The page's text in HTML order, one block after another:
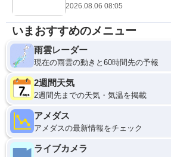
2026.08.06 08:05
いまおすすめのメニュー
雨雲レーダー
現在の雨雲の動きと60時間先の予報
2週間天気
2週間先までの天気・気温を掲載
アメダス
アメダスの最新情報をチェック
ライブカメラ